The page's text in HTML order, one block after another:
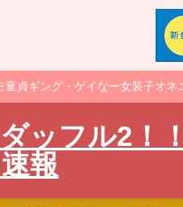
童貞ギング・ゲイなー女装子オ
ッフル2！
報